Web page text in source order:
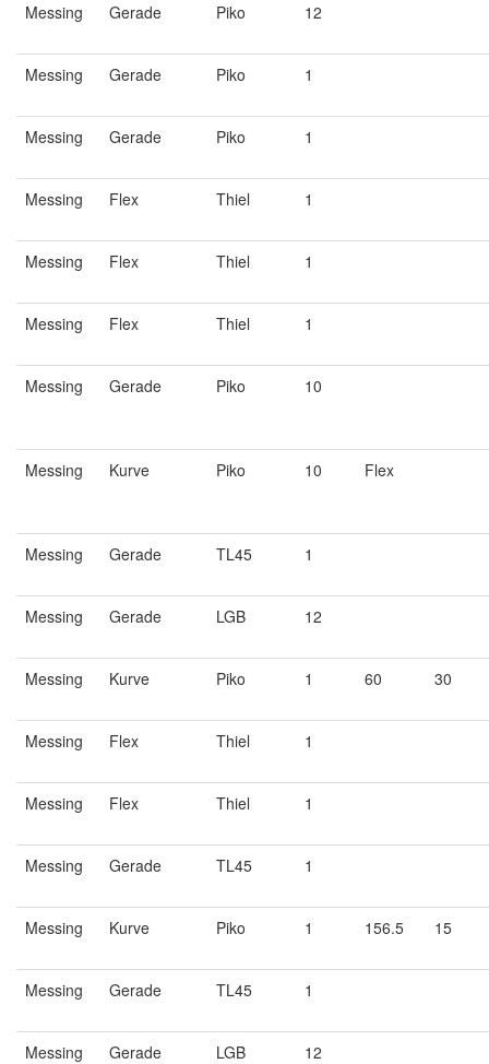
Messing Gerade Piko 12
Messing Gerade Piko 1
Messing Gerade Piko 1
Messing Flex Thiel 1
Messing Flex Thiel 1
Messing Flex Thiel 1
Messing Gerade Piko 10
Messing Kurve Piko 10 Flex
Messing Gerade TL45 1
Messing Gerade LGB 12
Messing Kurve Piko 1 60 30
Messing Flex Thiel 1
Messing Flex Thiel 1
Messing Gerade TL45 1
Messing Kurve Piko 1 156.5 15
Messing Gerade TL45 1
Messing Gerade LGB 12